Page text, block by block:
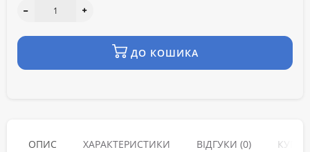
ДО КОШИКА
ОПИС ХАРАКТЕРИСТИКИ ВІДГУКИ (0)